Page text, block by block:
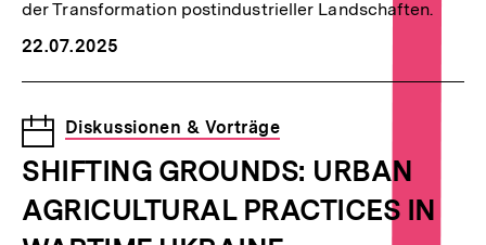
der Transformation postindustrieller Landschaften.
22.07.2025
Veranstaltung
Diskussionen & Vorträge
SHIFTING GROUNDS: URBAN
AGRICULTURAL PRACTICES IN